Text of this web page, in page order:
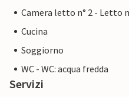
Camera letto n° 2 - Letto
Cucina
Soggiorno
WC - WC: acqua fredda
Servizi